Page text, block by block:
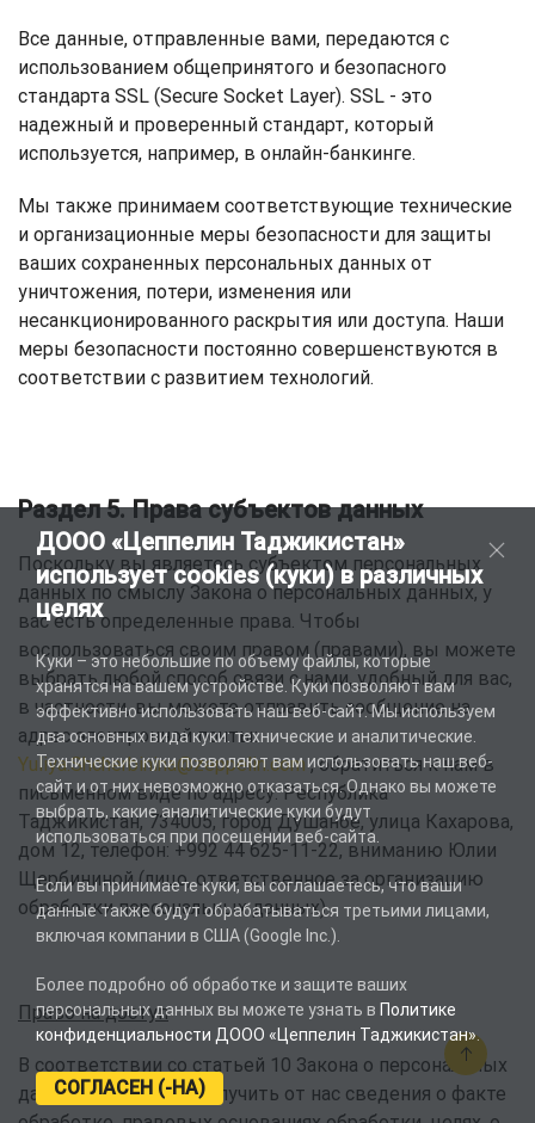
Все данные, отправленные вами, передаются с
использованием общепринятого и безопасного
стандарта SSL (Secure Socket Layer). SSL - это
надежный и проверенный стандарт, который
используется, например, в онлайн-банкинге.
Мы также принимаем соответствующие технические
и организационные меры безопасности для защиты
ваших сохраненных персональных данных от
уничтожения, потери, изменения или
несанкционированного раскрытия или доступа. Наши
меры безопасности постоянно совершенствуются в
соответствии с развитием технологий.
Раздел 5. Права субъектов данных
Поскольку вы являетесь субъектом персональных
данных по смыслу Закона о персональных данных, у
вас есть определенные права. Чтобы
воспользоваться своим правом (правами), вы можете
выбрать любой способ связи с нами, удобный для вас,
в частности, вы можете отправить сообщение на
адрес электронной почты:
Yuliya.Shcherbinina@zeppelin.com, обратиться к нам в
письменном виде по адресу: Республика
Таджикистан, 734005, город Душанбе, улица Кахарова,
дом 12, телефон: +992 44 625-11-22, вниманию Юлии
Щербининой (лицо, ответственное за организацию
обработки персональных данных).
Право на доступ
В соответствии со статьей 10 Закона о персональных
данных, вы вправе получить от нас сведения о факте
ДООО «Цеппелин Таджикистан»
использует cookies (куки) в различных
целях
Куки – это небольшие по объему файлы, которые
хранятся на вашем устройстве. Куки позволяют вам
эффективно использовать наш веб-сайт. Мы используем
два основных вида куки: технические и аналитические.
Технические куки позволяют вам использовать наш веб-
сайт и от них невозможно отказаться. Однако вы можете
выбрать, какие аналитические куки будут
использоваться при посещении веб-сайта.
Если вы принимаете куки, вы соглашаетесь, что ваши
данные также будут обрабатываться третьими лицами,
включая компании в США (Google Inc.).
Более подробно об обработке и защите ваших
персональных данных вы можете узнать в Политике
конфиденциальности ДООО «Цеппелин Таджикистан».
СОГЛАСЕН (-НА)